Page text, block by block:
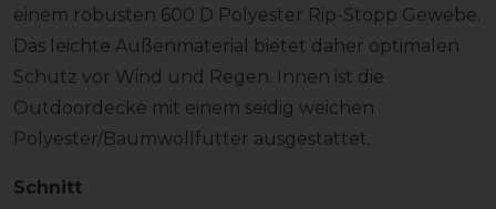
einem robusten 600 D Polyester Rip-Stopp Gewebe.
Das leichte Außenmaterial bietet daher optimalen
Schutz vor Wind und Regen. Innen ist die
Outdoordecke mit einem seidig weichen
Polyester/Baumwollfutter ausgestattet.
Schnitt